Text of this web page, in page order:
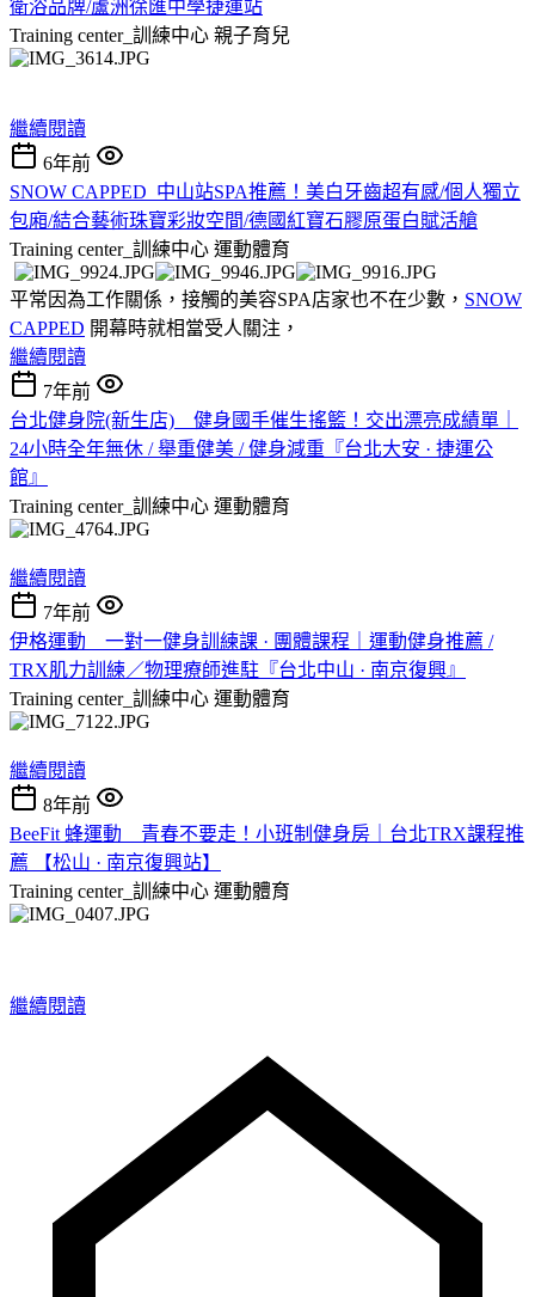
衛浴品牌/蘆洲徐匯中學捷運站
Training center_訓練中心 親子育兒
繼續閱讀
6年前
SNOW CAPPED_中山站SPA推薦！美白牙齒超有感/個人獨立
包廂/結合藝術珠寶彩妝空間/德國紅寶石膠原蛋白賦活艙
Training center_訓練中心 運動體育
平常因為工作關係，接觸的美容SPA店家也不在少數， SNOW
CAPPED 開幕時就相當受人關注，
繼續閱讀
7年前
台北健身院(新生店)__健身國手催生搖籃！交出漂亮成績單｜
24小時全年無休 / 舉重健美 / 健身減重『台北大安 · 捷運公
館』
Training center_訓練中心 運動體育
繼續閱讀
7年前
伊格運動__一對一健身訓練課 · 團體課程｜運動健身推薦 /
TRX肌力訓練／物理療師進駐『台北中山 · 南京復興』
Training center_訓練中心 運動體育
繼續閱讀
8年前
BeeFit 蜂運動__青春不要走！小班制健身房｜台北TRX課程推
薦 【松山 · 南京復興站】
Training center_訓練中心 運動體育
繼續閱讀